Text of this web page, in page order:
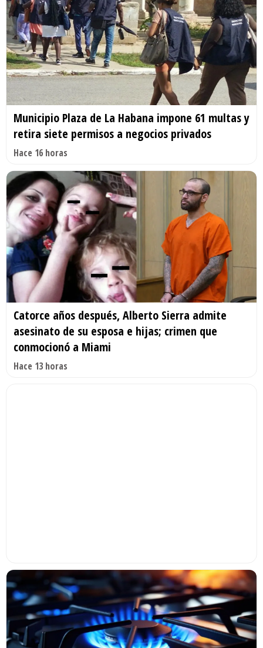
Municipio Plaza de La Habana impone 61 multas y
retira siete permisos a negocios privados
Hace 16 horas
Catorce años después, Alberto Sierra admite
asesinato de su esposa e hijas; crimen que
conmocionó a Miami
Hace 13 horas